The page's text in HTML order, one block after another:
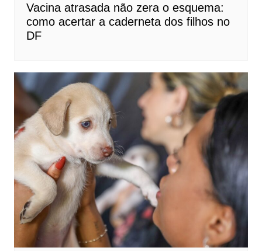
Vacina atrasada não zera o esquema:
como acertar a caderneta dos filhos no
DF